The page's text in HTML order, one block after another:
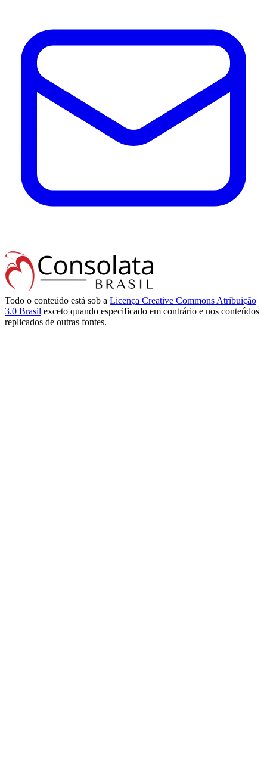
Todo o conteúdo está sob a Licença Creative Commons Atribuição
3.0 Brasil exceto quando especificado em contrário e nos conteúdos
replicados de outras fontes.